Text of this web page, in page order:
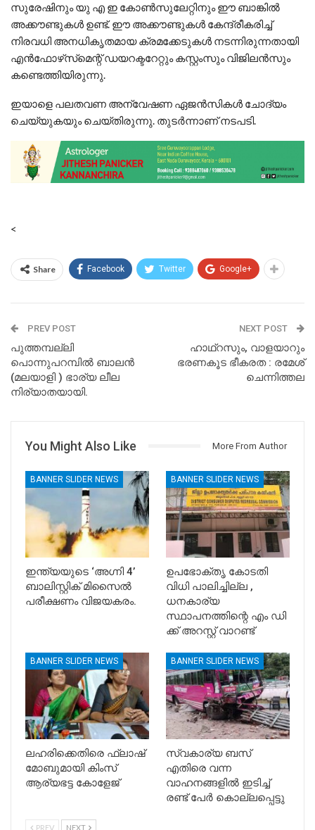
സുരേഷിനും യു എ ഇ കോണ്‍സുലേറ്റിനും ഈ ബാങ്കില്‍
അക്കൗണ്ടുകള്‍ ഉണ്ട്. ഈ അക്കൗണ്ടുകള്‍ കേന്ദ്രീകരിച്ച്
നിരവധി അനധികൃതമായ ക്രമക്കേടുകള്‍ നടന്നിരുന്നതായി
എന്‍ഫോഴ്‌സ്‌മെന്റ് ഡയറക്ടറേറ്റും കസ്റ്റംസും വിജിലന്‍സും
കണ്ടെത്തിയിരുന്നു.
ഇയാളെ പലതവണ അന്വേഷണ ഏജന്‍സികള്‍ ചോദ്യം
ചെയ്യുകയും ചെയ്തിരുന്നു. തുടര്‍ന്നാണ് നടപടി.
<
Share Facebook Twitter Google+
PREV POST
പുത്തമ്പല്ലി
പൊന്നുപറമ്പിൽ ബാലൻ
(മലയാളി ) ഭാര്യ ലീല
നിര്യാതയായി.
NEXT POST
ഹാഥ്‌റസും, വാളയാറും
ഭരണകൂട ഭീകരത : രമേശ്
ചെന്നിത്തല
You Might Also Like More From Author
BANNER SLIDER NEWS
ഇന്ത്യയുടെ ‘അഗ്നി 4’
ബാലിസ്റ്റിക് മിസൈൽ
പരീക്ഷണം വിജയകരം.
BANNER SLIDER NEWS
ഉപഭോക്തൃ കോടതി
വിധി പാലിച്ചില്ല ,
ധനകാര്യ
സ്ഥാപനത്തിന്റെ എം ഡി
ക്ക് അറസ്റ്റ് വാറണ്ട്
BANNER SLIDER NEWS
ലഹരിക്കെതിരെ ഫ്ലാഷ്
മോബുമായി കിംസ്
ആര്യഭട്ട കോളേജ്
BANNER SLIDER NEWS
സ്വകാര്യ ബസ്
എതിരെ വന്ന
വാഹനങ്ങളിൽ ഇടിച്ച്
രണ്ട് പേർ കൊല്ലപ്പെട്ടു
PREV NEXT